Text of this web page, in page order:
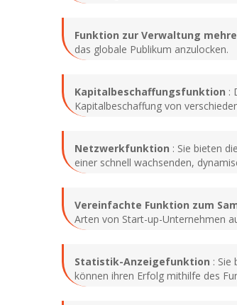
Funktion zur Verwaltung
das globale Publikum anzulocken.
Kapitalbeschaffungsfunktion :
Kapitalbeschaffung von
Netzwerkfunktion : Sie bieten
einer schnell wachsenden,
Vereinfachte Funktion zum
Arten von Start-up-Unternehmen
Statistik-Anzeigefunktion : Sie
können ihren Erfolg mithilfe des